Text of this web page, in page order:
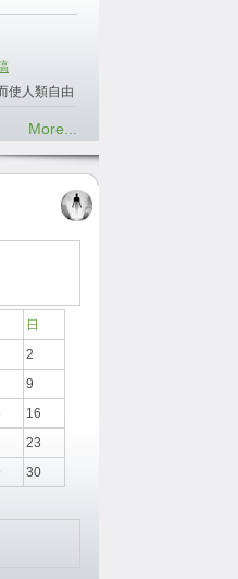
使人類自由
More...
日
2
9
16
23
30